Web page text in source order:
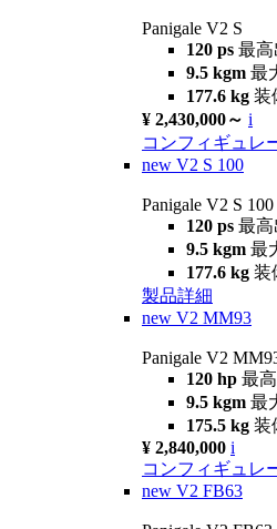
Panigale V2 S
120 ps 最高
9.5 kgm 最
177.6 kg 装
¥ 2,430,000～ i
コンフィギュレ
new V2 S 100
Panigale V2 S 100
120 ps 最高
9.5 kgm 最
177.6 kg 装
製品詳細
new V2 MM93
Panigale V2
120 hp 最
9.5 kgm 最
175.5 kg 装
¥ 2,840,000 i
コンフィギュレ
new V2 FB63